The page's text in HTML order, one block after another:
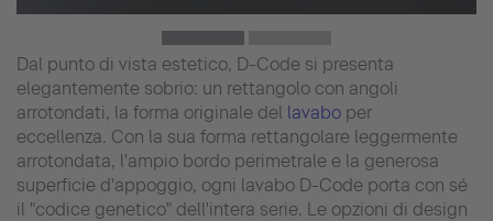
Dal punto di vista estetico, D-Code si presenta
elegantemente sobrio: un rettangolo con angoli
arrotondati, la forma originale del lavabo per
eccellenza. Con la sua forma rettangolare leggermente
arrotondata, l'ampio bordo perimetrale e la generosa
superficie d'appoggio, ogni lavabo D-Code porta con sé
il "codice genetico" dell'intera serie. Le opzioni di design